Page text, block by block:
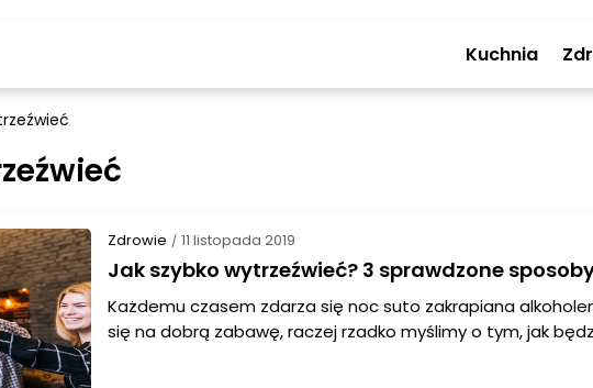
Kuchnia
Zdrowie / 11 listopada 2019
Jak szybko wytrzeźwieć? 3 sprawdzone
Każdemu czasem zdarza się noc suto zakrapiana
się na dobrą zabawę, raczej rzadko myślimy o tym, jak